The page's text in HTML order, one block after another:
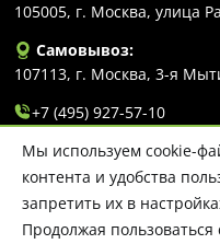
105005, г. Москва, улица
Самовывоз:
107113, г. Москва, 3-я
+7 (495) 927-57-10
info@evlart.ru
Мы используем cookie-
контента и удобства
запретить их в
Продолжая